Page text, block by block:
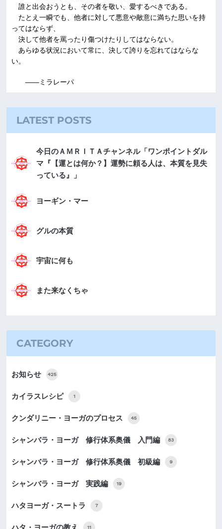
誰と出会おうとも、その者を敬い、愛するべきである。
たとえ一瞬でも、他者に対して悪意や敵意に満ちた思いを持
ってはならず、
決して他者を罵ったり傷つけたりしてはならない。
あらゆる状況において常に、決して誇りを忘れてはならな
い。
――ミラレーパ
LATEST POSTS
今日のＡＭＲＩＴＡチャンネル「ワンポイントダル
マ『【運とは何か？】運勢に頼る人は、本質を見失
っている』」
ヨーギン・マー
グルの本質
宇宙に何も
また来なくちゃ
CATEGORY
お知らせ 425
カイラスレシピ 1
クンダリニー・ヨーガのプロセス 45
シャンバラ・ヨーガ 修行体系奥儀 入門編 83
シャンバラ・ヨーガ 修行体系奥儀 初級編 9
シャンバラ・ヨーガ 実践編 19
ハタヨーガ・スートラ 7
11